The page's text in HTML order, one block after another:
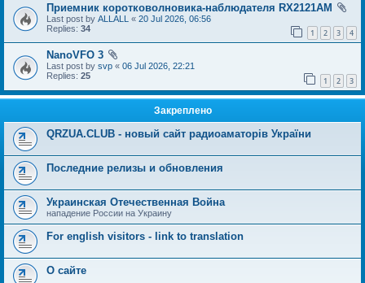
Приемник коротковолновика-наблюдателя RX2121AM
Last post by ALLALL « 20 Jul 2026, 06:56
Replies: 34 1 2 3 4
NanoVFO 3
Last post by svp « 06 Jul 2026, 22:21
Replies: 25 1 2 3
Закреплено
QRZUA.CLUB - новый сайт радиоаматорів України
Последние релизы и обновления
Украинская Отечественная Война
нападение России на Украину
For english visitors - link to translation
О сайте